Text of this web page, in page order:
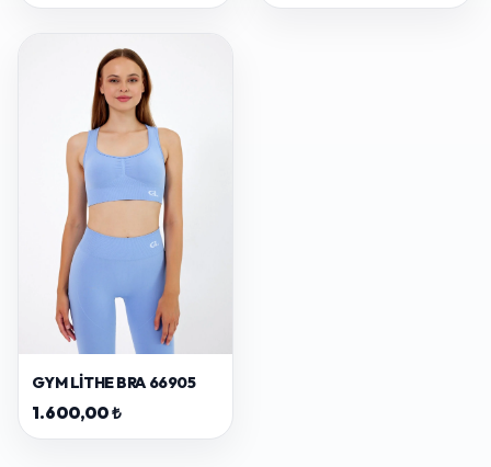
GYM LITHE BRA 66905
1.600,00 ₺